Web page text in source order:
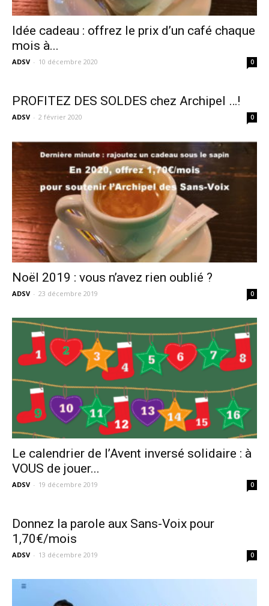
Idée cadeau : offrez le prix d’un café chaque
mois à...
ADSV - 10 décembre 2020 0
PROFITEZ DES SOLDES chez Archipel …!
ADSV - 2 février 2020 0
Noël 2019 : vous n’avez rien oublié ?
ADSV - 23 décembre 2019 0
Le calendrier de l’Avent inversé solidaire : à
VOUS de jouer...
ADSV - 19 décembre 2019 0
Donnez la parole aux Sans-Voix pour
1,70€/mois
ADSV - 13 décembre 2019 0